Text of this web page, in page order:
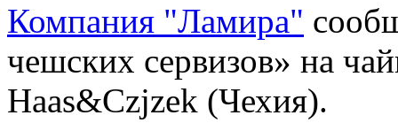
Компания "Ламира"
чешских сервизов» на
Haas&Czjzek (Чехия).